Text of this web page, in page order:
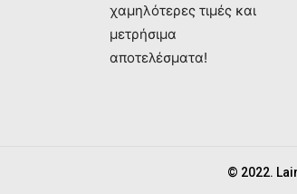
χαμηλότερες τιμές και
μετρήσιμα
αποτελέσματα!
© 2022.